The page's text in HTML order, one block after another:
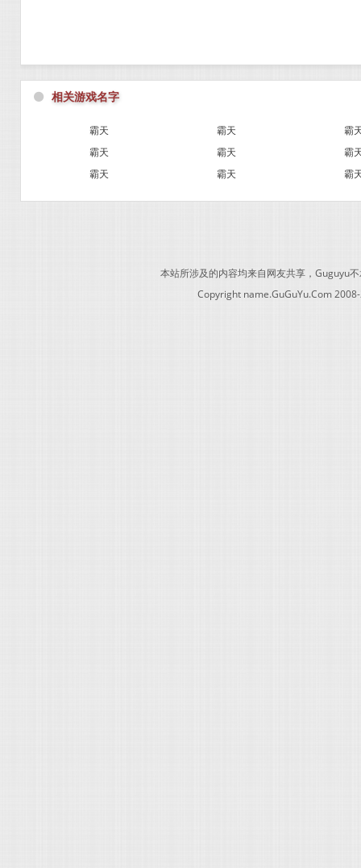
⚫ 相关游戏名字
霸天 霸天
霸
霸天
霸天
霸
霸天
霸天 霸
本站所涉及的内容均来自网友共享，Guguyu
Copyright name.GuGuYu.Com